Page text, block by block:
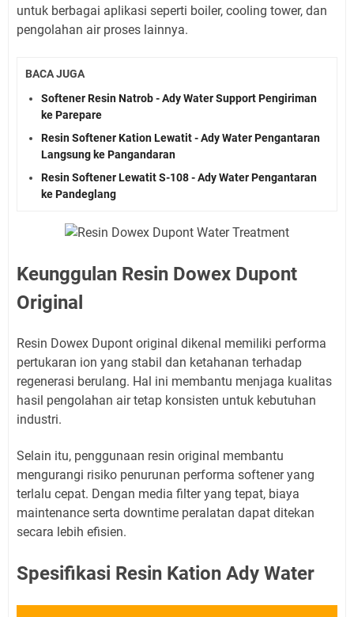
untuk berbagai aplikasi seperti boiler, cooling tower, dan
pengolahan air proses lainnya.
BACA JUGA
Softener Resin Natrob - Ady Water Support Pengiriman
ke Parepare
Resin Softener Kation Lewatit - Ady Water Pengantaran
Langsung ke Pangandaran
Resin Softener Lewatit S-108 - Ady Water Pengantaran
ke Pandeglang
Keunggulan Resin Dowex Dupont
Original
Resin Dowex Dupont original dikenal memiliki performa
pertukaran ion yang stabil dan ketahanan terhadap
regenerasi berulang. Hal ini membantu menjaga kualitas
hasil pengolahan air tetap konsisten untuk kebutuhan
industri.
Selain itu, penggunaan resin original membantu
mengurangi risiko penurunan performa softener yang
terlalu cepat. Dengan media filter yang tepat, biaya
maintenance serta downtime peralatan dapat ditekan
secara lebih efisien.
Spesifikasi Resin Kation Ady Water